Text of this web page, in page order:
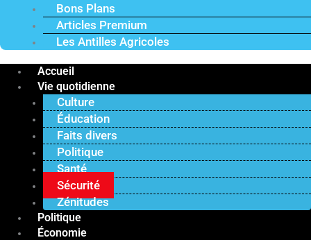
Bons Plans
Articles Premium
Les Antilles Agricoles
Accueil
Vie quotidienne
Culture
Éducation
Faits divers
Politique
Santé
Sécurité
Zénitudes
Politique
Économie